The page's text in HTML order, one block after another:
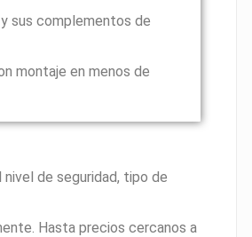
sus complementos de
montaje en menos de
de seguridad, tipo de
Hasta precios cercanos a